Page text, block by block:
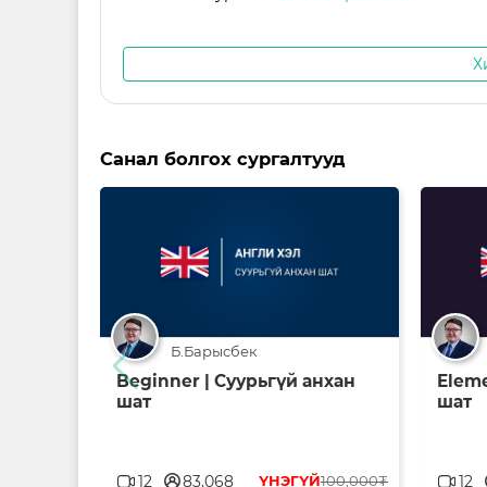
Санал болгох сургалтууд
Б.Барысбек
Beginner | Суурьгүй анхан
шат
ҮНЭГҮЙ100,000₮
12 userblank83,068
шат
12